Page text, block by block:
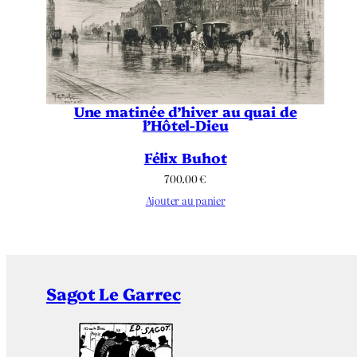
Une matinée d’hiver au quai de
l’Hôtel-Dieu
Félix Buhot
700.00€
Ajouter au panier
Sagot Le Garrec